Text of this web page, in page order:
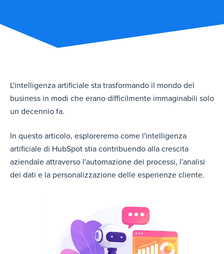
L'intelligenza artificiale sta trasformando il mondo del
business in modi che erano difficilmente immaginabili solo
un decennio fa.
In questo articolo, esploreremo come l'intelligenza
artificiale di HubSpot stia contribuendo alla crescita
aziendale attraverso l'automazione dei processi, l'analisi
dei dati e la personalizzazione delle esperienze cliente.